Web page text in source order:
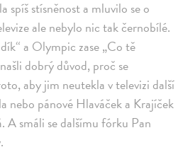
spíš stísněnost a mluvilo se o
ale nebylo nic tak černobílé.
a Olympic zase „Co tě
dobrý důvod, proč se
aby jim neutekla v televizi další
nebo pánové Hlaváček a Krajíček
A smáli se dalšímu fórku Pan